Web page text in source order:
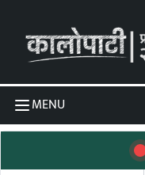
MENU